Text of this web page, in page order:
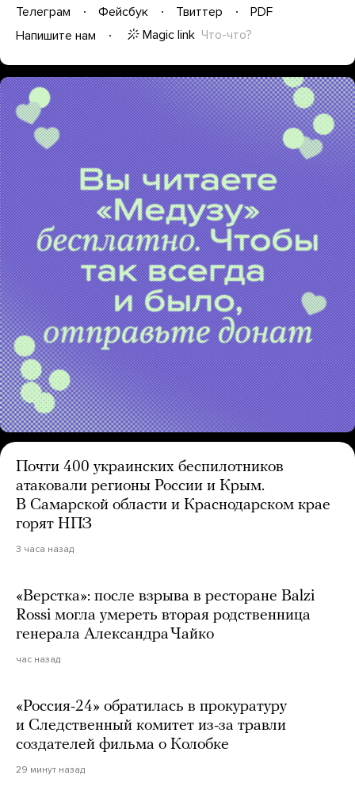
Телеграм Фейсбук Твиттер
PDF
Напишите нам
Magic link Что-что?
Почти 400 украинских беспилотников
атаковали регионы России и Крым.
В Самарской области и Краснодарском крае
горят НПЗ
3 часа назад
«Верстка»: после взрыва в ресторане Balzi
Rossi могла умереть вторая родственница
генерала Александра Чайко
час назад
«Россия-24» обратилась в прокуратуру
и Следственный комитет из-за травли
создателей фильма о Колобке
29 минут назад